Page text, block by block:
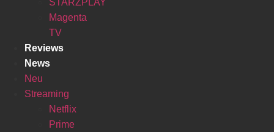
STARZPLAY
Magenta
TV
Reviews
News
Neu
Streaming
Netflix
Prime